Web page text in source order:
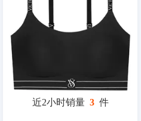
近2小时销量 3 件